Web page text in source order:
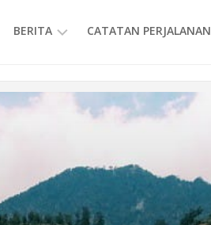
BERITA CATATAN PERJALANAN